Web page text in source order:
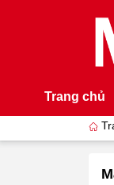
Trang chủ